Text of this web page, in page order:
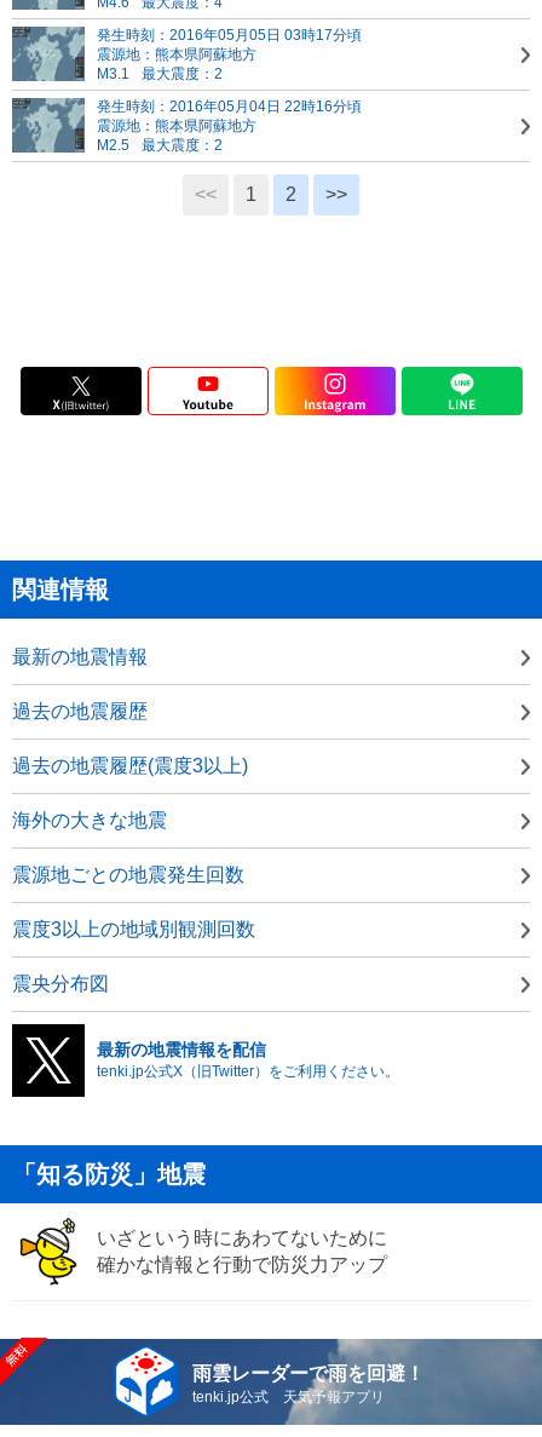
発生時刻：2016年05月05日 03時17分頃
震源地：熊本県阿蘇地方
M3.1
最大震度：2
発生時刻：2016年05月04日 22時16分頃
震源地：熊本県阿蘇地方
M2.5
最大震度：2
<< 1 2 >>
関連情報
最新の地震情報
過去の地震履歴
過去の地震履歴(震度3以上)
海外の大きな地震
震源地ごとの地震発生回数
震度3以上の地域別観測回数
震央分布図
最新の地震情報を配信
tenki.jp公式X（旧Twitter）をご利用ください。
「知る防災」地震
いざという時にあわてないために
確かな情報と行動で防災力アップ
雨雲レーダーで雨を回避！
tenki.jp公式 天気予報アプリ